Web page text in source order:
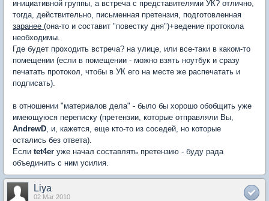
инициативной группы, а встреча с представителями УК? отлично,
тогда, действительно, письменная претензия, подготовленная
заранее (она-то и составит "повестку дня")+ведение протокола
необходимы.
Где будет проходить встреча? на улице, или все-таки в каком-то
помещении (если в помещении - можно взять ноутбук и сразу
печатать протокол, чтобы в УК его на месте же распечатать и
подписать).
в отношении "материалов дела" - было бы хорошо обобщить уже
имеющуюся переписку (претензии, которые отправляли Вы,
AndrewD, и, кажется, еще кто-то из соседей, но которые
остались без ответа).
Если tet4er уже начал составлять претензию - буду рада
объединить с ним усилия.
Liya
02 Mar 2010